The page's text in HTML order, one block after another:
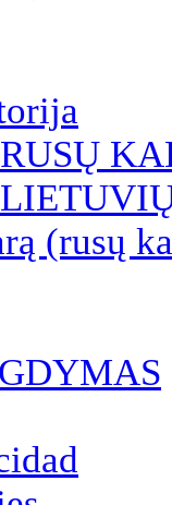
(rusų